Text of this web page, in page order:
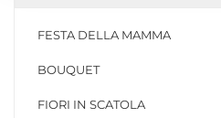
FESTA DELLA MAMMA
BOUQUET
FIORI IN SCATOLA